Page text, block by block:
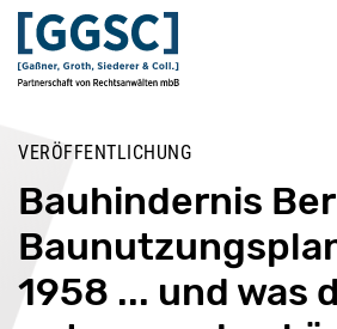
VERÖFFENTLICHUNG
Bauhindernis
1958 ... und was